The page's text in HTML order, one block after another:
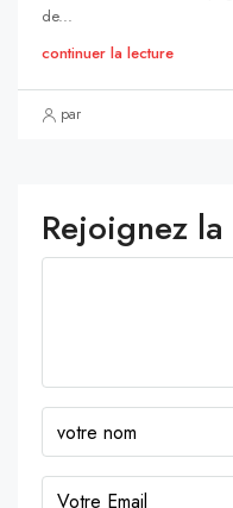
de...
continuer la lecture
par
Rejoignez